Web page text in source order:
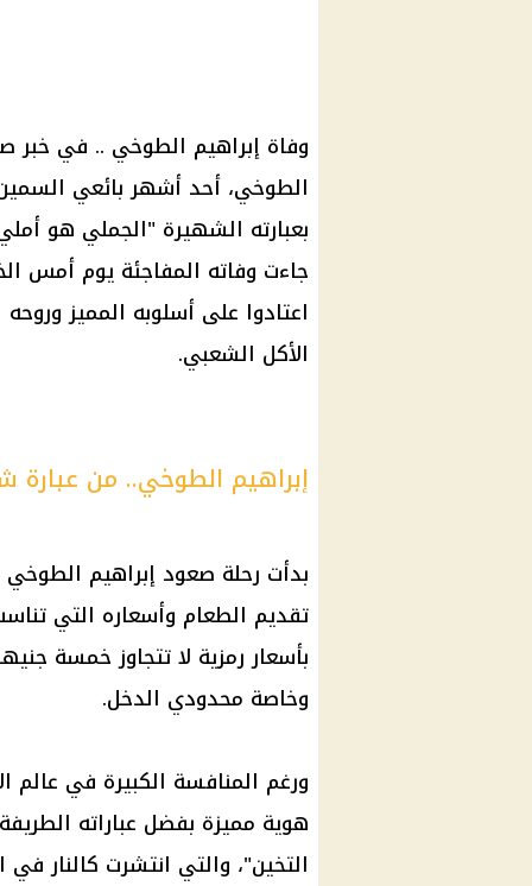
وفاة إبراهيم الطوخي .. في خبر
الطوخي، أحد أشهر بائعي
بعبارته الشهيرة "الجملي هو
جاءت وفاته المفاجئة يوم أمس
اعتادوا على أسلوبه المميز
الأكل الشعبي.
إبراهيم الطوخي.. من
بدأت رحلة صعود إبراهيم الطوخي
تقديم الطعام وأسعاره التي
بأسعار رمزية لا تتجاوز خمسة
وخاصة محدودي الدخل.
ورغم المنافسة الكبيرة في
هوية مميزة بفضل عباراته
التخين"، والتي انتشرت كالنار